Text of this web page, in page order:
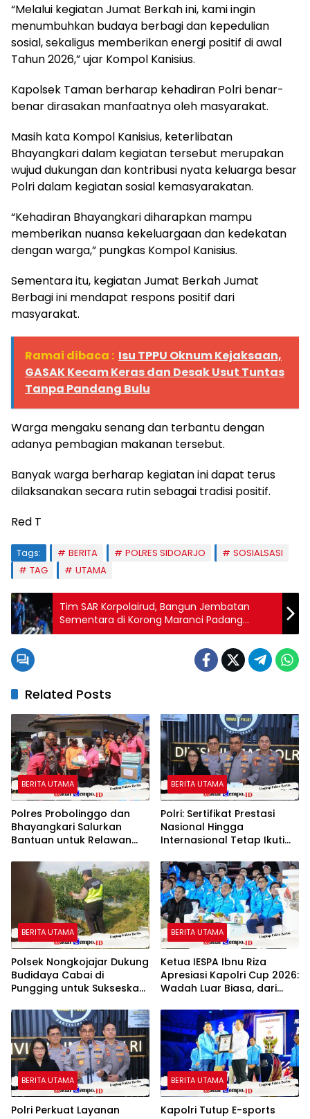
“Melalui kegiatan Jumat Berkah ini, kami ingin
menumbuhkan budaya berbagi dan kepedulian
sosial, sekaligus memberikan energi positif di awal
Tahun 2026,” ujar Kompol Kanisius.
Kapolsek Taman berharap kehadiran Polri benar-
benar dirasakan manfaatnya oleh masyarakat.
Masih kata Kompol Kanisius, keterlibatan
Bhayangkari dalam kegiatan tersebut merupakan
wujud dukungan dan kontribusi nyata keluarga besar
Polri dalam kegiatan sosial kemasyarakatan.
“Kehadiran Bhayangkari diharapkan mampu
memberikan nuansa kekeluargaan dan kedekatan
dengan warga,” pungkas Kompol Kanisius.
Sementara itu, kegiatan Jumat Berkah Jumat
Berbagi ini mendapat respons positif dari
masyarakat.
Ramai dibaca : Isu TPPU Oknum Kejaksaan,
GASAK Kecam Keras dan Desak Usut Tuntas
Tanpa Pandang Bulu
Warga mengaku senang dan terbantu dengan
adanya pembagian makanan tersebut.
Banyak warga berharap kegiatan ini dapat terus
dilaksanakan secara rutin sebagai tradisi positif.
Red T
Tags: BERITA POLRES SIDOARJO
SOSIALSASI
TAG
UTAMA
Tim SAR Korpolairud, Bangun Jembatan
Sementara di Korong Maranci Padang
Pariaman
Related Posts
BERITA UTAMA
Polres Probolinggo dan
Bhayangkari Salurkan
Bantuan untuk Relawan
BERITA UTAMA
Polri: Sertifikat Prestasi
Nasional Hingga
Internasional Tetap Ikuti
Rekrutmen Polri
BERITA UTAMA
Polsek Nongkojajar Dukung
Budidaya Cabai di
Pungging untuk Sukseskan
BERITA UTAMA
Ketua IESPA Ibnu Riza
Apresiasi Kapolri Cup 2026:
Wadah Luar Biasa, dari
Nasional
BERITA UTAMA
Polri Perkuat Layanan
BERITA UTAMA
Kapolri Tutup E-sports